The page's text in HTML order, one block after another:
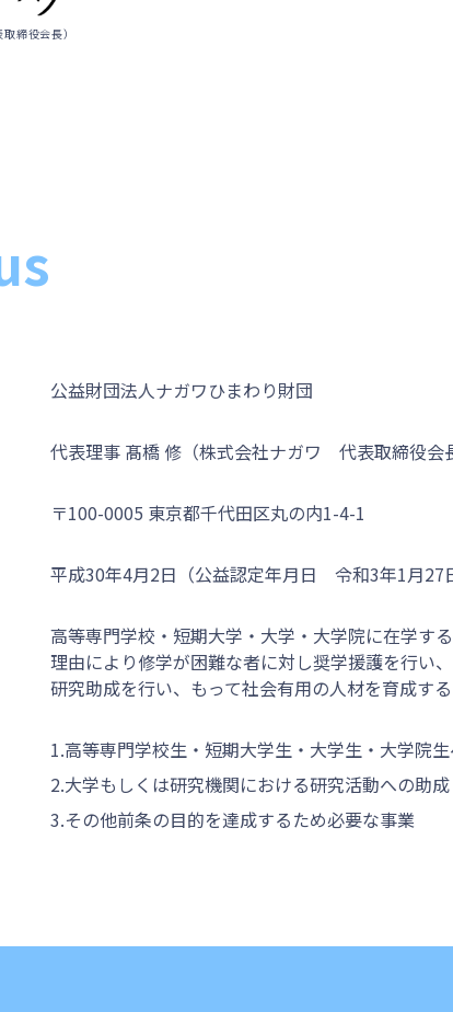
締役会長）
公益財団法人ナガワひまわり財団
代表理事 髙橋 修 （株式会社ナガワ 代表取締役会
〒100-0005 東京都千代田区丸の内1-4-1
平成30年4月2日 （公益認定年月日 令和3年1月27
高等専門学校・短期大学・大学・大学院に在学す
理由により修学が困難な者に対し奨学援護を行い
研究助成を行い、もって社会有用の人材を育成する
1.高等専門学校生・短期大学生・大学生・大学院
2.大学もしくは研究機関における研究活動への助成
3.その他前条の目的を達成するため必要な事業